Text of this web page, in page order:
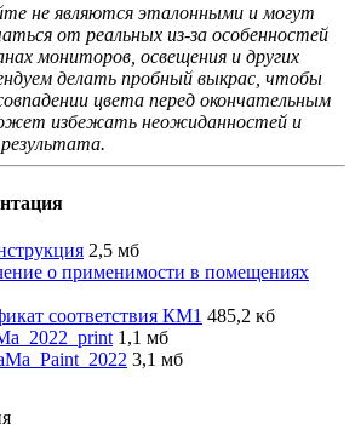
не являются эталонными и могут
от реальных из-за особенностей
мониторов, освещения и других
делать пробный выкрас, чтобы
цвета перед окончательным
избежать неожиданностей и
2,5 мб
о применимости в помещениях
соответствия КМ1 485,2 кб
1,1 мб
3,1 мб